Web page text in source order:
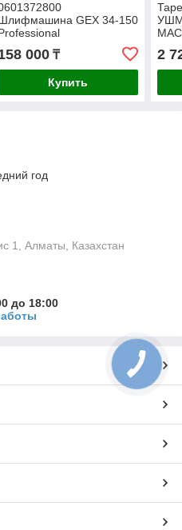
GEX 34-150
000₸
Купить
УШМ
2
год
1, Алматы, Казахстан
до 18:00